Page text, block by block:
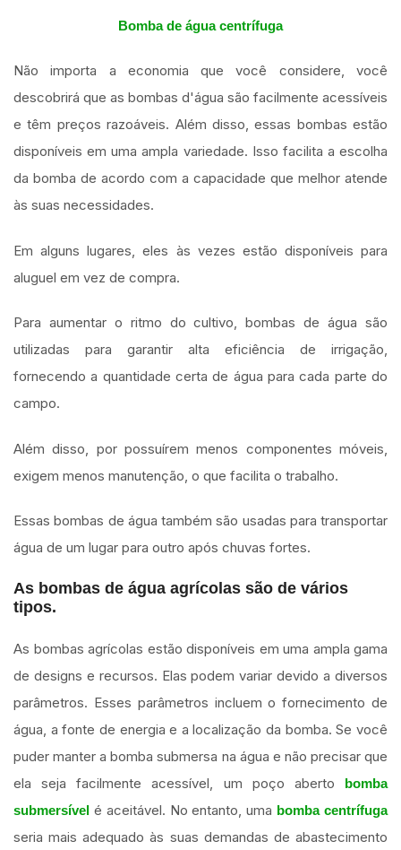
Bomba de água centrífuga
Não importa a economia que você considere, você
descobrirá que as bombas d'água são facilmente acessíveis
e têm preços razoáveis. Além disso, essas bombas estão
disponíveis em uma ampla variedade. Isso facilita a escolha
da bomba de acordo com a capacidade que melhor atende
às suas necessidades.
Em alguns lugares, eles às vezes estão disponíveis para
aluguel em vez de compra.
Para aumentar o ritmo do cultivo, bombas de água são
utilizadas para garantir alta eficiência de irrigação,
fornecendo a quantidade certa de água para cada parte do
campo.
Além disso, por possuírem menos componentes móveis,
exigem menos manutenção, o que facilita o trabalho.
Essas bombas de água também são usadas para transportar
água de um lugar para outro após chuvas fortes.
As bombas de água agrícolas são de vários
tipos.
As bombas agrícolas estão disponíveis em uma ampla gama
de designs e recursos. Elas podem variar devido a diversos
parâmetros. Esses parâmetros incluem o fornecimento de
água, a fonte de energia e a localização da bomba. Se você
puder manter a bomba submersa na água e não precisar que
ela seja facilmente acessível, um poço aberto
bomba
submersível é aceitável. No entanto, uma bomba centrífuga
seria mais adequado às suas demandas de abastecimento